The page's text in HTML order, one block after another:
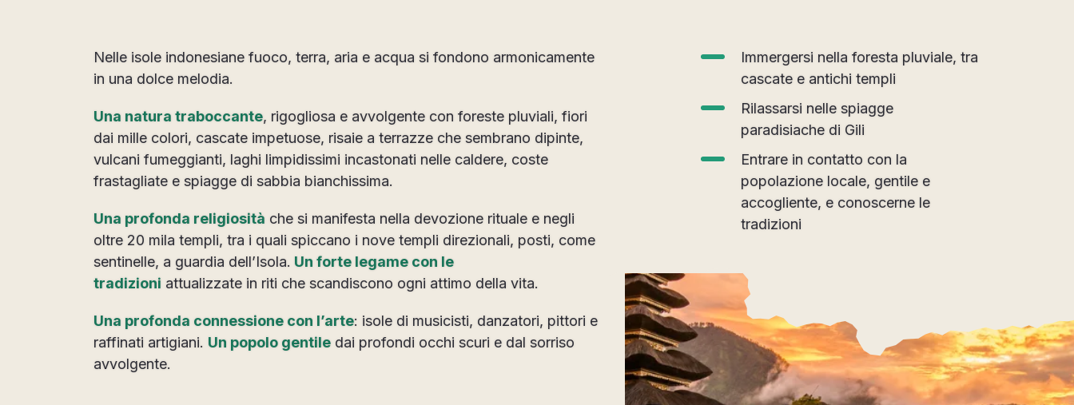
Nelle isole indonesiane fuoco, terra, aria e acqua si fondono armonicamente
in una dolce melodia.
Una natura traboccante, rigogliosa e avvolgente con foreste pluviali, fiori
dai mille colori, cascate impetuose, risaie a terrazze che sembrano dipinte,
vulcani fumeggianti, laghi limpidissimi incastonati nelle caldere, coste
frastagliate e spiagge di sabbia bianchissima.
Una profonda religiosità che si manifesta nella devozione rituale e negli
oltre 20 mila templi, tra i quali spiccano i nove templi direzionali, posti, come
sentinelle, a guardia dell’Isola. Un forte legame con le
tradizioni attualizzate in riti che scandiscono ogni attimo della vita.
Una profonda connessione con l’arte: isole di musicisti, danzatori, pittori e
raffinati artigiani. Un popolo gentile dai profondi occhi scuri e dal sorriso
avvolgente.
Immergersi nella foresta pluviale, tra
cascate e antichi templi
Rilassarsi nelle spiagge
paradisiache di Gili
Entrare in contatto con la
popolazione locale, gentile e
accogliente, e conoscerne le
tradizioni